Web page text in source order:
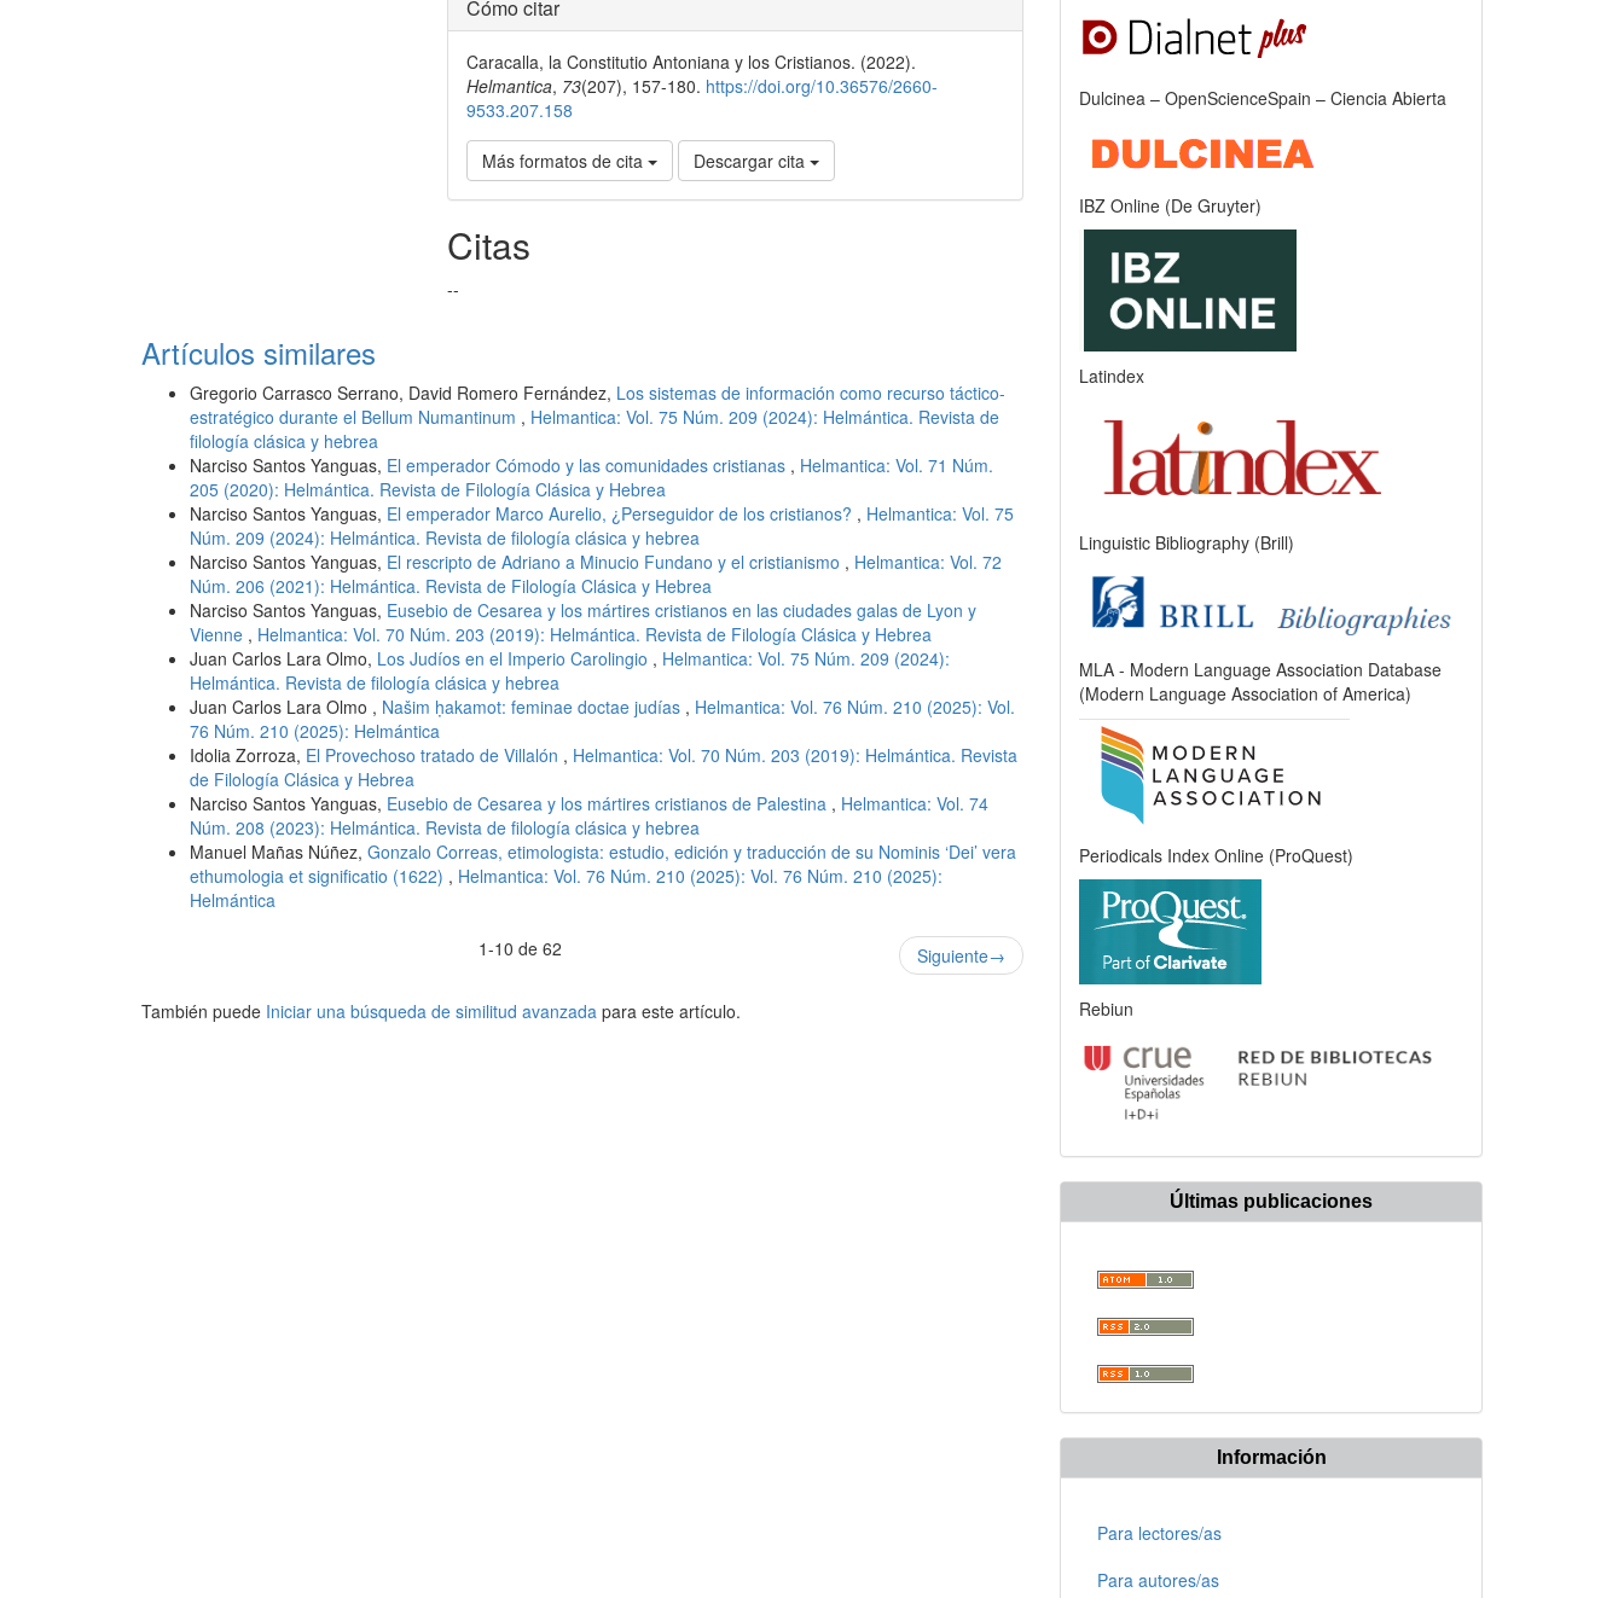
Cómo citar
Caracalla, la Constitutio Antoniana y los Cristianos. (2022).
Helmantica, 73(207), 157-180. https://doi.org/10.36576/2660-
9533.207.158
Más formatos de cita Descargar cita
Citas
--
Artículos similares
Gregorio Carrasco Serrano, David Romero Fernández, Los sistemas de información como recurso táctico-
estratégico durante el Bellum Numantinum , Helmantica: Vol. 75 Núm. 209 (2024): Helmántica. Revista de
filología clásica y hebrea
Narciso Santos Yanguas, El emperador Cómodo y las comunidades cristianas , Helmantica: Vol. 71 Núm.
205 (2020): Helmántica. Revista de Filología Clásica y Hebrea
Narciso Santos Yanguas, El emperador Marco Aurelio, ¿Perseguidor de los cristianos? , Helmantica: Vol. 75
Núm. 209 (2024): Helmántica. Revista de filología clásica y hebrea
Narciso Santos Yanguas, El rescripto de Adriano a Minucio Fundano y el cristianismo , Helmantica: Vol. 72
Núm. 206 (2021): Helmántica. Revista de Filología Clásica y Hebrea
Narciso Santos Yanguas, Eusebio de Cesarea y los mártires cristianos en las ciudades galas de Lyon y
Vienne , Helmantica: Vol. 70 Núm. 203 (2019): Helmántica. Revista de Filología Clásica y Hebrea
Juan Carlos Lara Olmo, Los Judíos en el Imperio Carolingio , Helmantica: Vol. 75 Núm. 209 (2024):
Helmántica. Revista de filología clásica y hebrea
Juan Carlos Lara Olmo , Našim ḥakamot: feminae doctae judías , Helmantica: Vol. 76 Núm. 210 (2025): Vol.
76 Núm. 210 (2025): Helmántica
Idolia Zorroza, El Provechoso tratado de Villalón , Helmantica: Vol. 70 Núm. 203 (2019): Helmántica. Revista
de Filología Clásica y Hebrea
Narciso Santos Yanguas, Eusebio de Cesarea y los mártires cristianos de Palestina , Helmantica: Vol. 74
Núm. 208 (2023): Helmántica. Revista de filología clásica y hebrea
Manuel Mañas Núñez, Gonzalo Correas, etimologista: estudio, edición y traducción de su Nominis ‘Dei’ vera
ethumologia et significatio (1622) , Helmantica: Vol. 76 Núm. 210 (2025): Vol. 76 Núm. 210 (2025):
Helmántica
1-10 de 62
Siguiente→
También puede Iniciar una búsqueda de similitud avanzada para este artículo.
Dulcinea – OpenScienceSpain – Ciencia Abierta
IBZ Online (De Gruyter)
Latindex
Linguistic Bibliography (Brill)
MLA - Modern Language Association Database
(Modern Language Association of America)
Periodicals Index Online (ProQuest)
Rebiun
Últimas publicaciones
Información
Para lectores/as
Para autores/as